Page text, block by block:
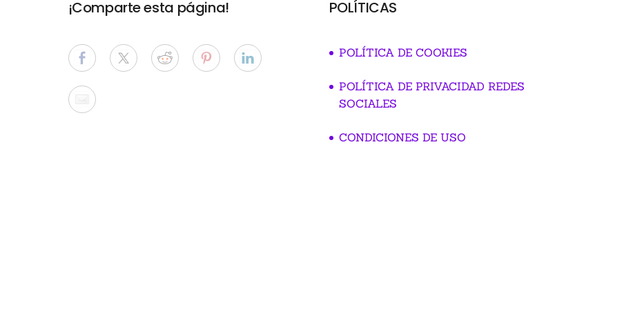
¡Comparte esta página! POLÍTICAS
POLÍTICA DE COOKIES
POLÍTICA DE PRIVACIDAD REDES
SOCIALES
CONDICIONES DE USO